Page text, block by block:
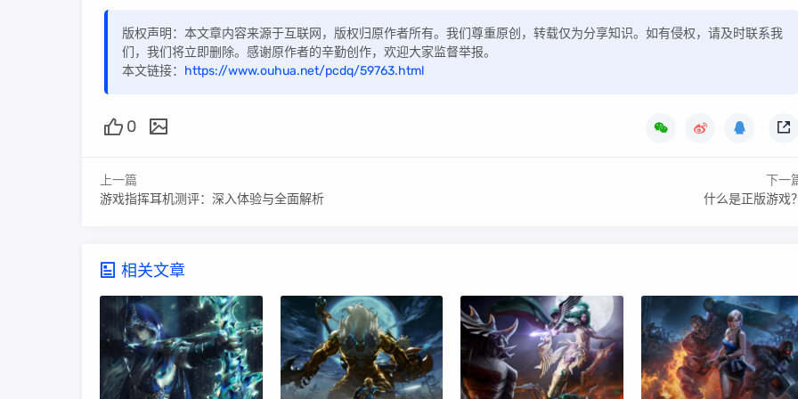
版权声明：本文章内容来源于互联网，版权归原作者所有。我们尊重原创，转载仅为分享知识。如有侵权，请及时联系我
们，我们将立即删除。感谢原作者的辛勤创作，欢迎大家监督举报。
本文链接： https://www.ouhua.net/pcdq/59763.html
0
上一篇
游戏指挥耳机测评：深入体验与全面解析
下一
什么是正版游戏
相关文章